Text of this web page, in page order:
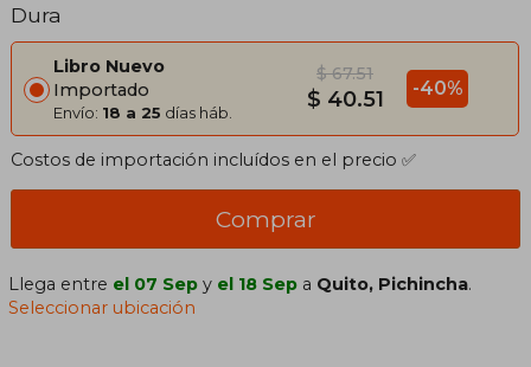
Dura
Libro Nuevo
Importado
Envío: 18 a 25 días háb.
$ 67.51
$ 40.51 -40%
Costos de importación incluídos en el precio ✅
Comprar
Llega entre el 07 Sep y el 18 Sep a Quito, Pichincha.
Seleccionar ubicación